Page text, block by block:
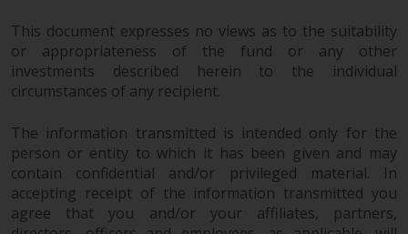
This document expresses no views as to the suitability
or appropriateness of the fund or any other
investments described herein to the individual
circumstances of any recipient.
The information transmitted is intended only for the
person or entity to which it has been given and may
contain confidential and/or privileged material. In
accepting receipt of the information transmitted you
agree that you and/or your affiliates, partners,